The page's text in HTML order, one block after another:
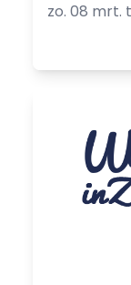
zo. 08 mrt.